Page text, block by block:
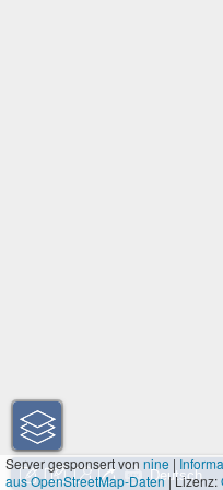
Server gesponsert vonnine|
aus OpenStreetMap-Daten| Lizenz: